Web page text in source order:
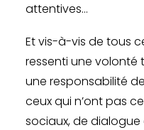
attentives…
Et vis-à-vis de tous
ressenti une volonté
une responsabilité
ceux qui n’ont pas
sociaux, de dialogue